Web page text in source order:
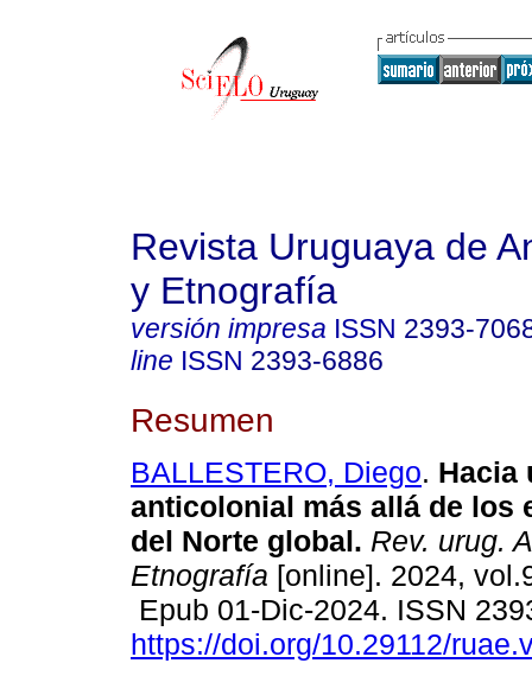
Revista Uruguaya de
y Etnografía
versión impresa ISSN 2393-
line ISSN 2393-6886
Resumen
BALLESTERO, Diego. Hacia
anticolonial más allá de los
del Norte global. Rev. urug.
Etnografía [online]. 2024,
Epub 01-Dic-2024. ISSN
https://doi.org/10.29112/